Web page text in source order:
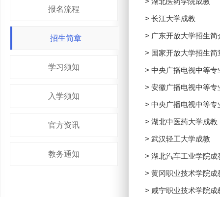
报名流程
招生简章
学习须知
入学须知
官方资讯
教务通知
> 长江大学成教
> 广东开放大学招生简
> 国家开放大学招生简
> 中央广播电视中等
> 安徽广播电视中等
> 中央广播电视中等
> 湖北中医药大学成教
> 武汉轻工大学成教
> 湖北汽车工业学院成
> 黄冈职业技术学院成
> 咸宁职业技术学院成